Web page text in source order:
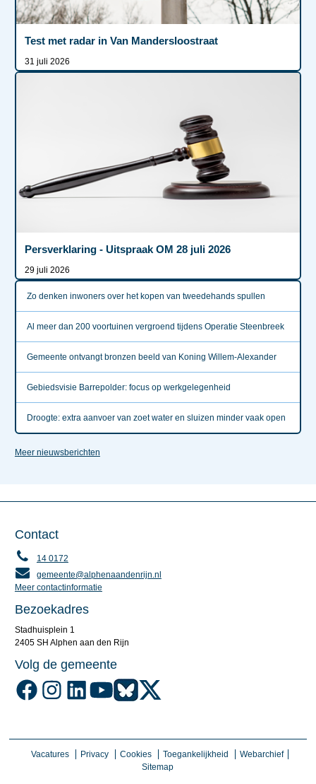
Test met radar in Van Mandersloostraat
31 juli 2026
Persverklaring - Uitspraak OM 28 juli 2026
29 juli 2026
Zo denken inwoners over het kopen van tweedehands spullen
Al meer dan 200 voortuinen vergroend tijdens Operatie Steenbreek
Gemeente ontvangt bronzen beeld van Koning Willem-Alexander
Gebiedsvisie Barrepolder: focus op werkgelegenheid
Droogte: extra aanvoer van zoet water en sluizen minder vaak open
Meer nieuwsberichten
Contact
14 0172
gemeente@alphenaandenrijn.nl
Meer contactinformatie
Bezoekadres
Stadhuisplein 1
2405 SH Alphen aan den Rijn
Volg de gemeente
Volg de gemeente Alphen aan den Rijn op Facebook
Volg de gemeente Alphen aan den Rijn op Instagram
Volg de gemeente Alphen aan den Rijn op LinkedIn
Volg de gemeente Alphen aan den Rijn op YouTube
Volg de gemeente Alphen aan den Rijn op
Vacatures Privacy Cookies Toegankelijkheid
Webarchief
Sitemap